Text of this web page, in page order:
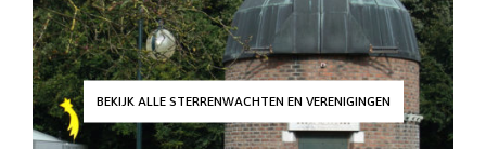
BEKIJK ALLE STERRENWACHTEN EN VERENIGINGEN